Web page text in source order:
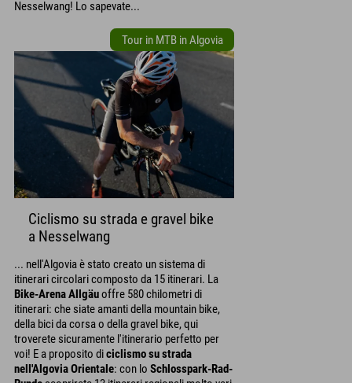
Nesselwang! Lo sapevate...
Tour in MTB in Algovia
Ciclismo su strada e gravel bike
a Nesselwang
... nell'Algovia è stato creato un sistema di
itinerari circolari composto da 15 itinerari. La
Bike-Arena Allgäuoffre 580 chilometri di
itinerari: che siate amanti della mountain bike,
della bici da corsa o della gravel bike, qui
troverete sicuramente l'itinerario perfetto per
voi! E a proposito diciclismo su strada
nell'Algovia Orientale: con lo Schlosspark-Rad-